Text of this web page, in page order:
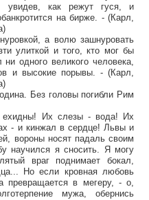
увидев, как режут гуся, и
на бирже. - (Карл,
а волю зашнуровать
улиткой и того, кто мог бы
одного великого человека,
и высокие порывы. - (Карл,
Без головы погибли Рим
Их слезы - вода! Их
- и кинжал в сердце! Львы и
вороны носят падаль своим
научился я сносить. Я могу
враг поднимает бокал,
Но если кровная любовь
превращается в мегеру, - о,
мужа, обернись